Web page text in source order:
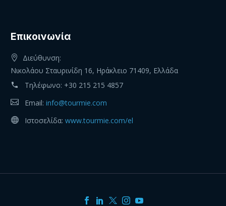
Eπικοινωνία
Διεύθυνση:
Νικολάου Σταυρινίδη 16, Ηράκλειο 71409, Ελλάδα
Τηλέφωνο: +30 215 215 4857
Email: info@tourmie.com
Ιστοσελίδα: www.tourmie.com/el